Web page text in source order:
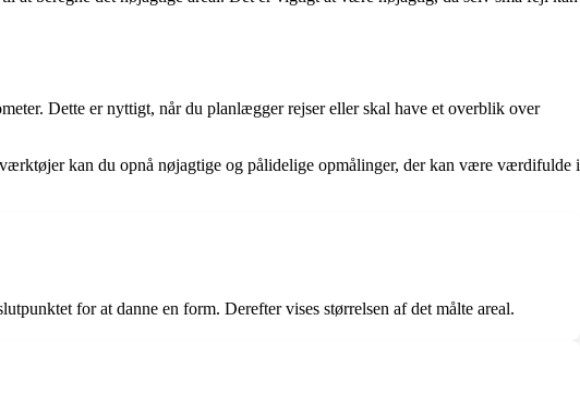
Dette er nyttigt, når du planlægger rejser eller skal have et overblik over
kan du opnå nøjagtige og pålidelige opmålinger, der kan være værdifulde i
for at danne en form. Derefter vises størrelsen af det målte areal.